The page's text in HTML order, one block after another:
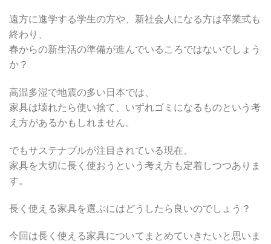
遠方に進学する学生の方や、新社会人になる方は卒業式も
終わり、
春からの新生活の準備が進んでいるころではないでしょう
か？
高温多湿で地震の多い日本では、
家具は壊れたら使い捨て、いずれゴミになるものという考
え方があるかもしれません。
でもサステナブルが注目されている現在、
家具を大切に長く使おうという考え方も定着しつつありま
す。
長く使える家具を選ぶにはどうしたら良いのでしょう？
今回は長く使える家具についてまとめていきたいと思いま